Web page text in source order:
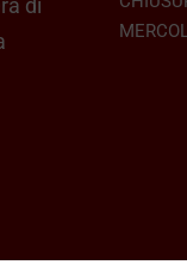
di